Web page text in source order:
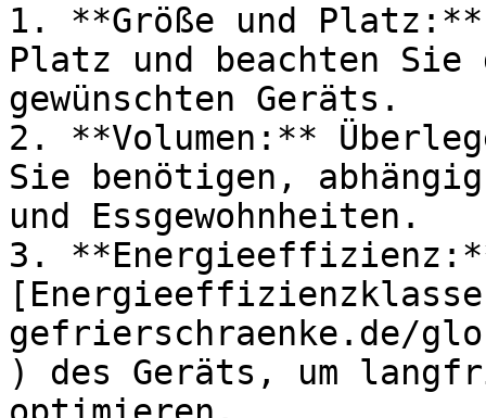
1. **Größe und Platz:**
Platz und beachten Sie
gewünschten Geräts.
2. **Volumen:**
Sie benötigen,
und Essgewohnheiten.
3.
gefrierschraenke.de/
) des Geräts, um